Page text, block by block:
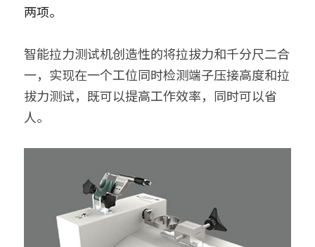
两项。
智能拉力测试机创造性的将拉拔力和千分尺二合
一，实现在一个工位同时检测端子压接高度和拉
拔力测试，既可以提高工作效率，同时可以省
人。